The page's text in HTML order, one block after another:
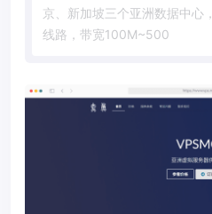
京
新加坡三个亚洲 数据中心 ，
线路 ， 带宽100M~500